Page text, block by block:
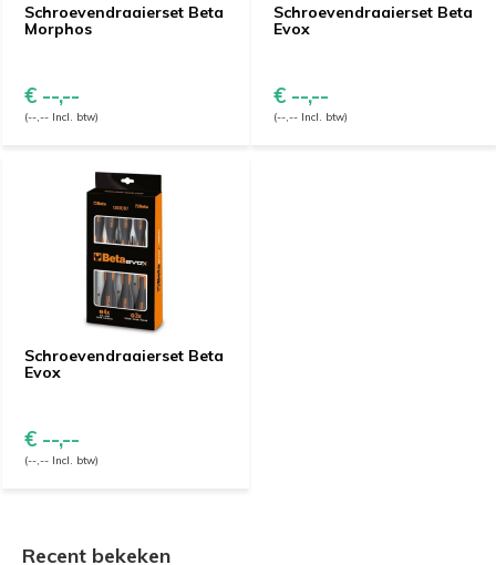
Schroevendraaierset Beta
Morphos
€ --,--
(--,-- Incl. btw)
Schroevendraaierset Beta
Evox
€ --,--
(--,-- Incl. btw)
Schroevendraaierset Beta
Evox
€ --,--
(--,-- Incl. btw)
Recent bekeken